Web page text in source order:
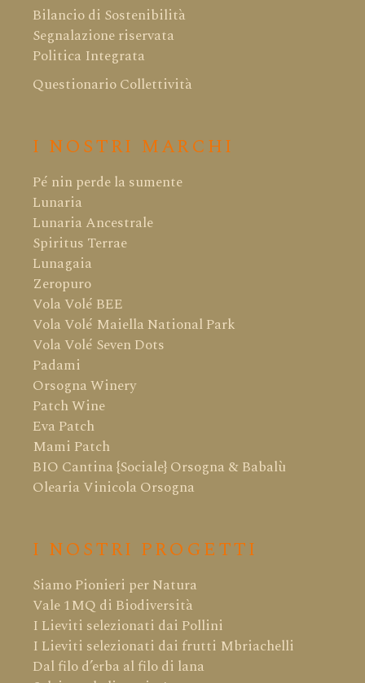
Bilancio di Sostenibilità
Segnalazione riservata
Politica Integrata
Questionario Collettività
I NOSTRI MARCHI
Pé nin perde la sumente
Lunaria
Lunaria Ancestrale
Spiritus Terrae
Lunagaia
Zeropuro
Vola Volé BEE
Vola Volé Maiella National Park
Vola Volé Seven Dots
Padami
Orsogna Winery
Patch Wine
Eva Patch
Mami Patch
BIO Cantina {Sociale} Orsogna & Babalù
Olearia Vinicola Orsogna
I NOSTRI PROGETTI
Siamo Pionieri per Natura
Vale 1MQ di Biodiversità
I Lieviti selezionati dai Pollini
I Lieviti selezionati dai frutti Mbriachelli
Dal filo d’erba al filo di lana